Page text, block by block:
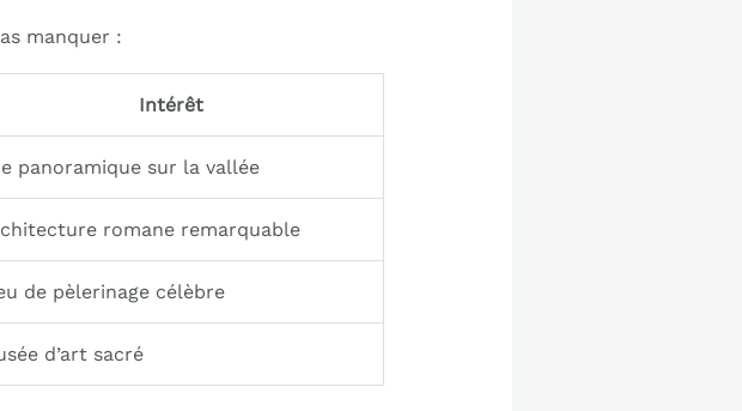
manquer :
Intérêt
panoramique sur la vallée
romane remarquable
de pèlerinage célèbre
d’art sacré